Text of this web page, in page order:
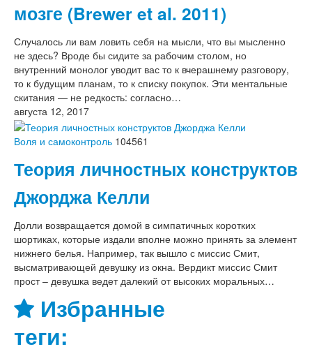
мозге (Brewer et al. 2011)
Случалось ли вам ловить себя на мысли, что вы мысленно
не здесь? Вроде бы сидите за рабочим столом, но
внутренний монолог уводит вас то к вчерашнему разговору,
то к будущим планам, то к списку покупок. Эти ментальные
скитания — не редкость: согласно…
августа 12, 2017
Воля и самоконтроль 104561
Теория личностных конструктов
Джорджа Келли
Долли возвращается домой в симпатичных коротких
шортиках, которые издали вполне можно принять за элемент
нижнего белья. Например, так вышло с миссис Смит,
высматривающей девушку из окна. Вердикт миссис Смит
прост – девушка ведет далекий от высоких моральных…
Избранные
теги: